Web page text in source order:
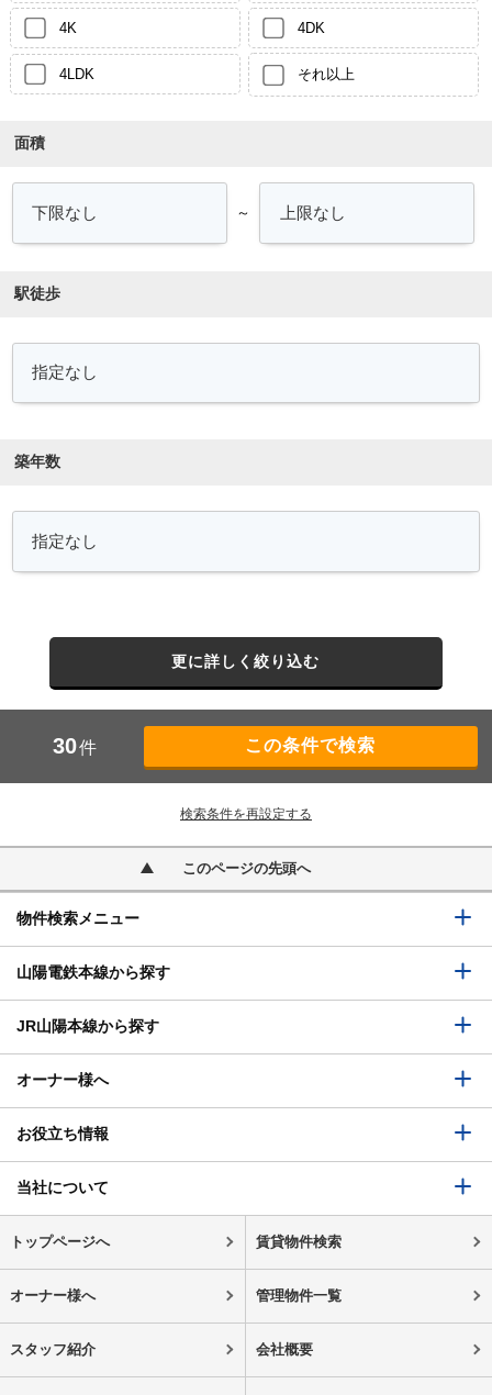
4K 4DK
4LDK それ以上
面積
～
駅徒歩
築年数
更に詳しく絞り込む
30件
検索条件を再設定する
このページの先頭へ
物件検索メニュー
山陽電鉄本線から探す
JR山陽本線から探す
オーナー様へ
お役立ち情報
当社について
トップページへ 賃貸物件検索
オーナー様へ 管理物件一覧
スタッフ紹介 会社概要